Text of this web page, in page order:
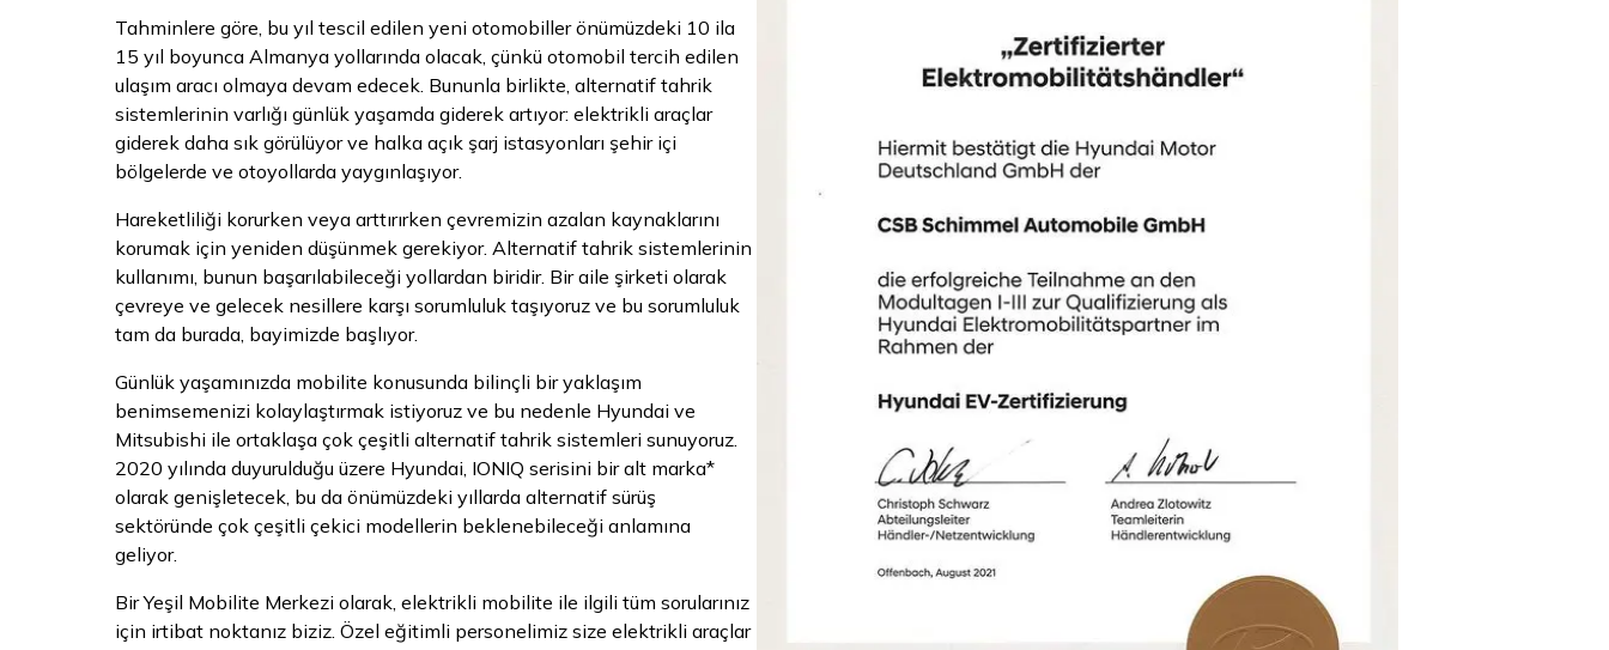
Tahminlere göre, bu yıl tescil edilen yeni otomobiller önümüzdeki 10 ila
15 yıl boyunca Almanya yollarında olacak, çünkü otomobil tercih edilen
ulaşım aracı olmaya devam edecek. Bununla birlikte, alternatif tahrik
sistemlerinin varlığı günlük yaşamda giderek artıyor: elektrikli araçlar
giderek daha sık görülüyor ve halka açık şarj istasyonları şehir içi
bölgelerde ve otoyollarda yaygınlaşıyor.
Hareketliliği korurken veya arttırırken çevremizin azalan kaynaklarını
korumak için yeniden düşünmek gerekiyor. Alternatif tahrik sistemlerinin
kullanımı, bunun başarılabileceği yollardan biridir. Bir aile şirketi olarak
çevreye ve gelecek nesillere karşı sorumluluk taşıyoruz ve bu sorumluluk
tam da burada, bayimizde başlıyor.
Günlük yaşamınızda mobilite konusunda bilinçli bir yaklaşım
benimsemenizi kolaylaştırmak istiyoruz ve bu nedenle Hyundai ve
Mitsubishi ile ortaklaşa çok çeşitli alternatif tahrik sistemleri sunuyoruz.
2020 yılında duyurulduğu üzere Hyundai, IONIQ serisini bir alt marka*
olarak genişletecek, bu da önümüzdeki yıllarda alternatif sürüş
sektöründe çok çeşitli çekici modellerin beklenebileceği anlamına
geliyor.
Bir Yeşil Mobilite Merkezi olarak, elektrikli mobilite ile ilgili tüm sorularınız
için irtibat noktanız biziz. Özel eğitimli personelimiz size elektrikli araçlar